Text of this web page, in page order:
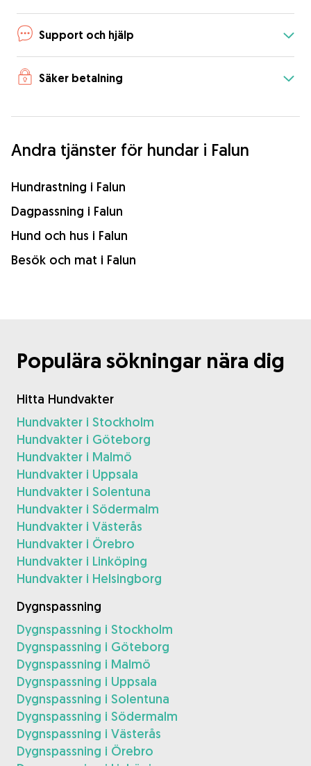
Support och hjälp
Säker betalning
Andra tjänster för hundar i Falun
Hundrastning i Falun
Dagpassning i Falun
Hund och hus i Falun
Besök och mat i Falun
Populära sökningar nära dig
Hitta Hundvakter
Hundvakter i Stockholm
Hundvakter i Göteborg
Hundvakter i Malmö
Hundvakter i Uppsala
Hundvakter i Solentuna
Hundvakter i Södermalm
Hundvakter i Västerås
Hundvakter i Örebro
Hundvakter i Linköping
Hundvakter i Helsingborg
Dygnspassning
Dygnspassning i Stockholm
Dygnspassning i Göteborg
Dygnspassning i Malmö
Dygnspassning i Uppsala
Dygnspassning i Solentuna
Dygnspassning i Södermalm
Dygnspassning i Västerås
Dygnspassning i Örebro